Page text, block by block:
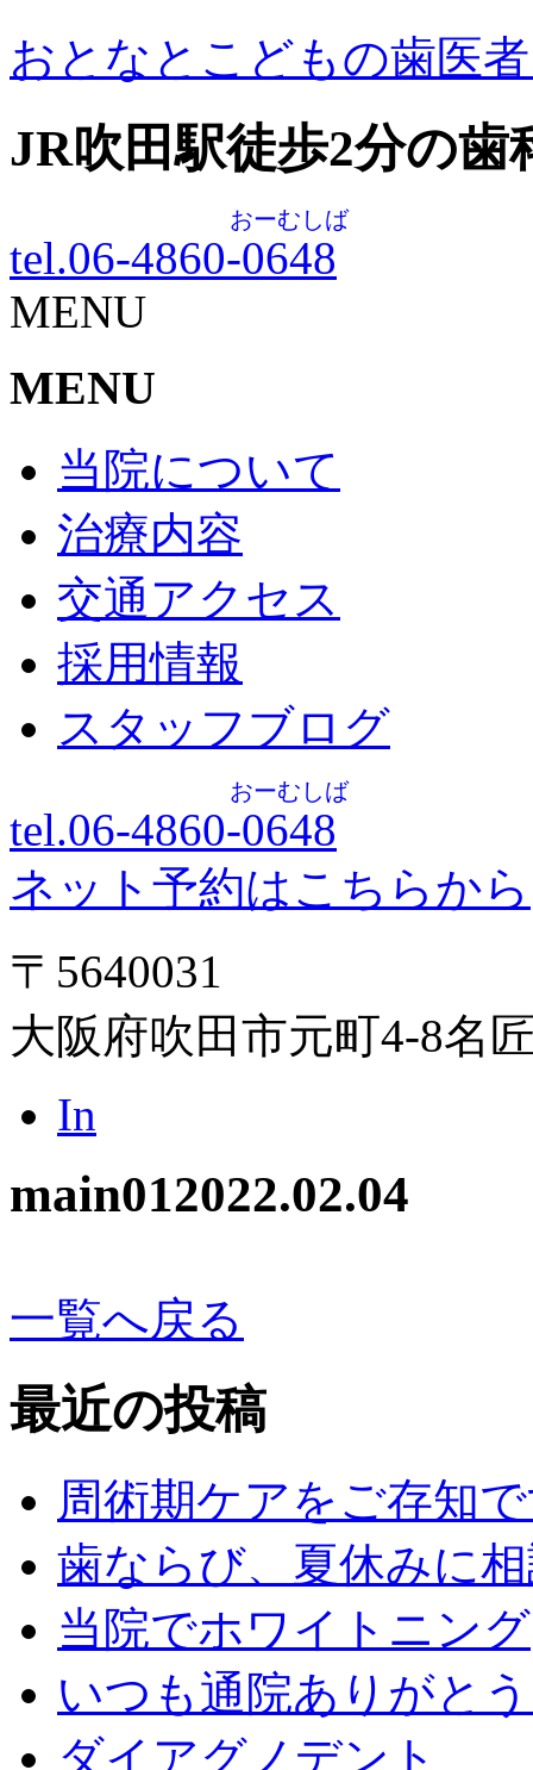
おとなとこどもの歯医
JR吹田駅徒歩2分の歯
tel.06-4860-0648
おーむしば
MENU
MENU
当院について
治療内容
交通アクセス
採用情報
スタッフブログ
tel.06-4860-0648
おーむしば
ネット予約はこちらから
〒5640031
大阪府吹田市元町4-8名
In
main012022.02.04
一覧へ戻る
最近の投稿
周術期ケアをご存知
歯ならび、夏休みに
当院でホワイトニング
いつも通院ありがと
ダイアグノデント